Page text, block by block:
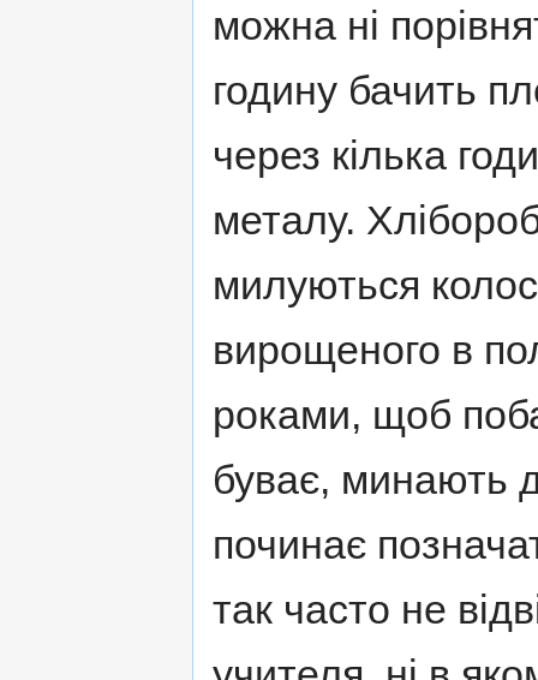
можна ні
годину бачить
через кілька
металу.
милуються
вирощеного в
роками, щоб
буває, минають
починає
так часто не